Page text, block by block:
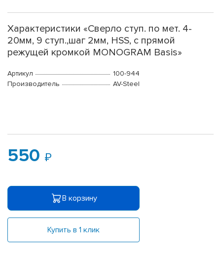
Характеристики «Сверло ступ. по мет. 4-
20мм, 9 ступ.,шаг 2мм, HSS, с прямой
режущей кромкой MONOGRAM Basis»
Артикул
100-944
Производитель
AV-Steel
550
В корзину
Купить в 1 клик